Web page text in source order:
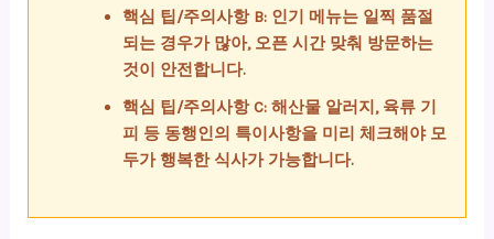
핵심 팁/주의사항 B: 인기 메뉴는 일찍 품절
되는 경우가 많아, 오픈 시간 맞춰 방문하는
것이 안전합니다.
핵심 팁/주의사항 C: 해산물 알러지, 육류 기
피 등 동행인의 특이사항을 미리 체크해야 모
두가 행복한 식사가 가능합니다.